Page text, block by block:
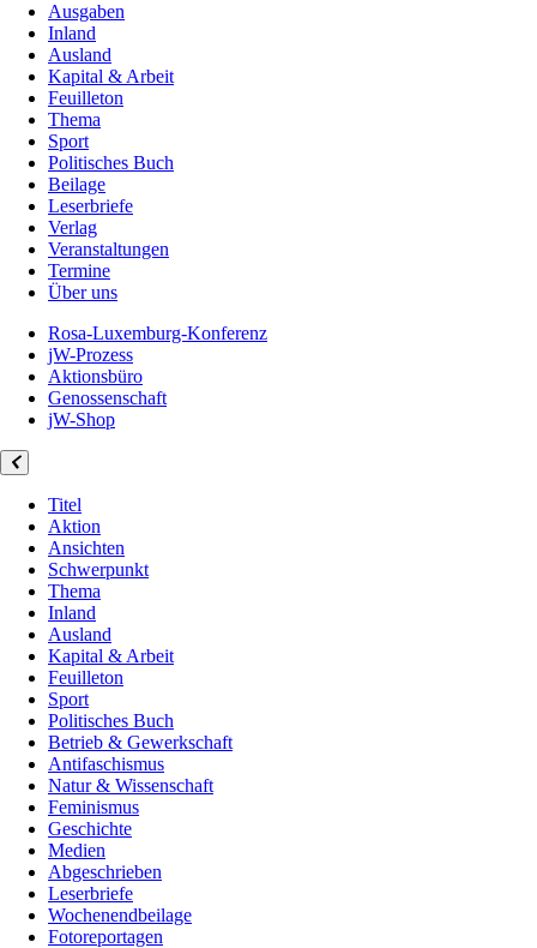
Ausgaben
Inland
Ausland
Kapital & Arbeit
Feuilleton
Thema
Sport
Politisches Buch
Beilage
Leserbriefe
Verlag
Veranstaltungen
Termine
Über uns
Rosa-Luxemburg-Konferenz
jW-Prozess
Aktionsbüro
Genossenschaft
jW-Shop
Titel
Aktion
Ansichten
Schwerpunkt
Thema
Inland
Ausland
Kapital & Arbeit
Feuilleton
Sport
Politisches Buch
Betrieb & Gewerkschaft
Antifaschismus
Natur & Wissenschaft
Feminismus
Geschichte
Medien
Abgeschrieben
Leserbriefe
Wochenendbeilage
Fotoreportagen